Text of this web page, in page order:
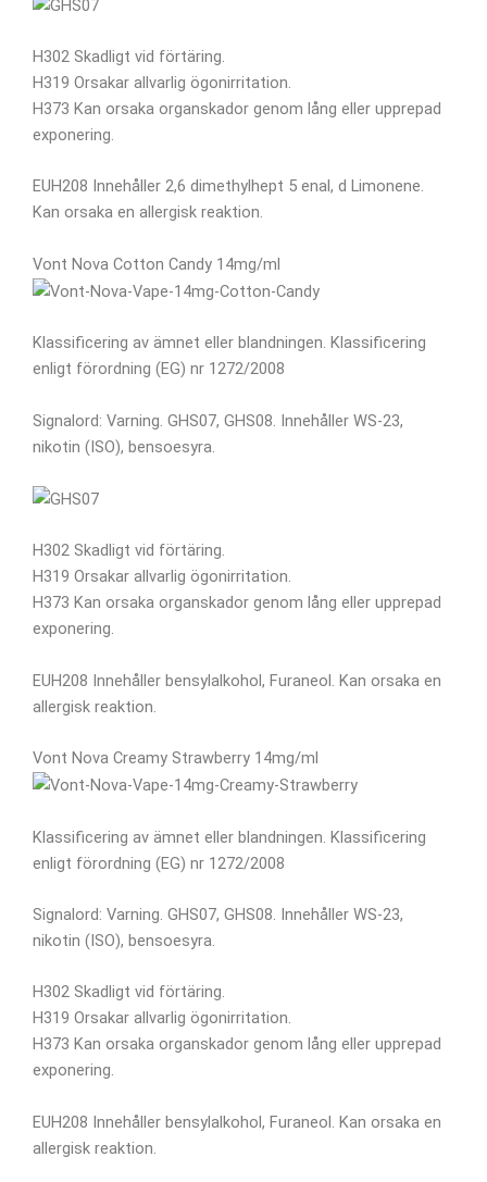
H302 Skadligt vid förtäring.
H319 Orsakar allvarlig ögonirritation.
H373 Kan orsaka organskador genom lång eller upprepad
exponering.
EUH208 Innehåller 2,6 dimethylhept 5 enal, d Limonene.
Kan orsaka en allergisk reaktion.
Vont Nova Cotton Candy 14mg/ml
Klassificering av ämnet eller blandningen. Klassificering
enligt förordning (EG) nr 1272/2008
Signalord: Varning. GHS07, GHS08. Innehåller WS-23,
nikotin (ISO), bensoesyra.
H302 Skadligt vid förtäring.
H319 Orsakar allvarlig ögonirritation.
H373 Kan orsaka organskador genom lång eller upprepad
exponering.
EUH208 Innehåller bensylalkohol, Furaneol. Kan orsaka en
allergisk reaktion.
Vont Nova Creamy Strawberry 14mg/ml
Klassificering av ämnet eller blandningen. Klassificering
enligt förordning (EG) nr 1272/2008
Signalord: Varning. GHS07, GHS08. Innehåller WS-23,
nikotin (ISO), bensoesyra.
H302 Skadligt vid förtäring.
H319 Orsakar allvarlig ögonirritation.
H373 Kan orsaka organskador genom lång eller upprepad
exponering.
EUH208 Innehåller bensylalkohol, Furaneol. Kan orsaka en
allergisk reaktion.